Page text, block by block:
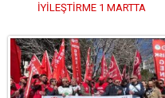
İYİLEŞTİRME 1 MARTTA